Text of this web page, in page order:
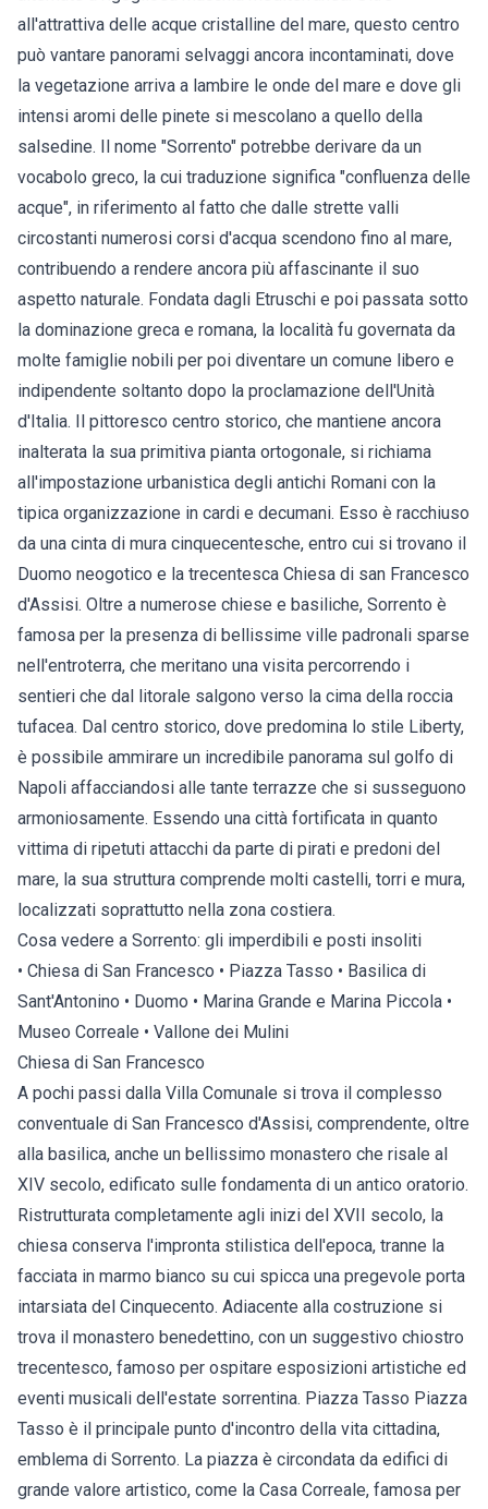
all'attrattiva delle acque cristalline del mare, questo centro
può vantare panorami selvaggi ancora incontaminati, dove
la vegetazione arriva a lambire le onde del mare e dove gli
intensi aromi delle pinete si mescolano a quello della
salsedine. Il nome "Sorrento" potrebbe derivare da un
vocabolo greco, la cui traduzione significa "confluenza delle
acque", in riferimento al fatto che dalle strette valli
circostanti numerosi corsi d'acqua scendono fino al mare,
contribuendo a rendere ancora più affascinante il suo
aspetto naturale. Fondata dagli Etruschi e poi passata sotto
la dominazione greca e romana, la località fu governata da
molte famiglie nobili per poi diventare un comune libero e
indipendente soltanto dopo la proclamazione dell'Unità
d'Italia. Il pittoresco centro storico, che mantiene ancora
inalterata la sua primitiva pianta ortogonale, si richiama
all'impostazione urbanistica degli antichi Romani con la
tipica organizzazione in cardi e decumani. Esso è racchiuso
da una cinta di mura cinquecentesche, entro cui si trovano il
Duomo neogotico e la trecentesca Chiesa di san Francesco
d'Assisi. Oltre a numerose chiese e basiliche, Sorrento è
famosa per la presenza di bellissime ville padronali sparse
nell'entroterra, che meritano una visita percorrendo i
sentieri che dal litorale salgono verso la cima della roccia
tufacea. Dal centro storico, dove predomina lo stile Liberty,
è possibile ammirare un incredibile panorama sul golfo di
Napoli affacciandosi alle tante terrazze che si susseguono
armoniosamente. Essendo una città fortificata in quanto
vittima di ripetuti attacchi da parte di pirati e predoni del
mare, la sua struttura comprende molti castelli, torri e mura,
localizzati soprattutto nella zona costiera.
Cosa vedere a Sorrento: gli imperdibili e posti insoliti
• Chiesa di San Francesco • Piazza Tasso • Basilica di
Sant'Antonino • Duomo • Marina Grande e Marina Piccola •
Museo Correale • Vallone dei Mulini
Chiesa di San Francesco
A pochi passi dalla Villa Comunale si trova il complesso
conventuale di San Francesco d'Assisi, comprendente, oltre
alla basilica, anche un bellissimo monastero che risale al
XIV secolo, edificato sulle fondamenta di un antico oratorio.
Ristrutturata completamente agli inizi del XVII secolo, la
chiesa conserva l'impronta stilistica dell'epoca, tranne la
facciata in marmo bianco su cui spicca una pregevole porta
intarsiata del Cinquecento. Adiacente alla costruzione si
trova il monastero benedettino, con un suggestivo chiostro
trecentesco, famoso per ospitare esposizioni artistiche ed
eventi musicali dell'estate sorrentina. Piazza Tasso Piazza
Tasso è il principale punto d'incontro della vita cittadina,
emblema di Sorrento. La piazza è circondata da edifici di
grande valore artistico, come la Casa Correale, famosa per